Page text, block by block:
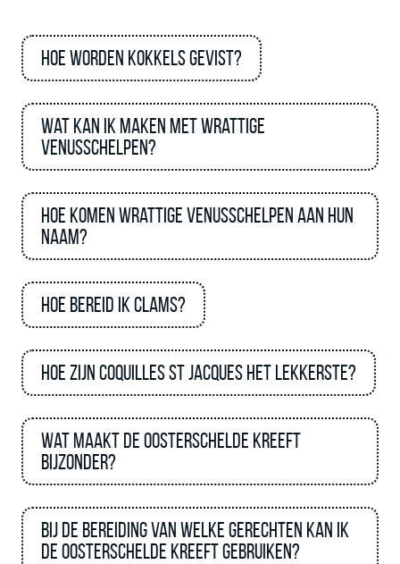
Hoe worden kokkels gevist?
Wat kan ik maken met Wrattige
Venusschelpen?
Hoe komen Wrattige venusschelpen aan hun
naam?
Hoe bereid ik Clams?
Hoe zijn Coquilles St Jacques het lekkerste?
Wat maakt de Oosterschelde kreeft
bijzonder?
Bij de bereiding van welke gerechten kan ik
de Oosterschelde kreeft gebruiken?